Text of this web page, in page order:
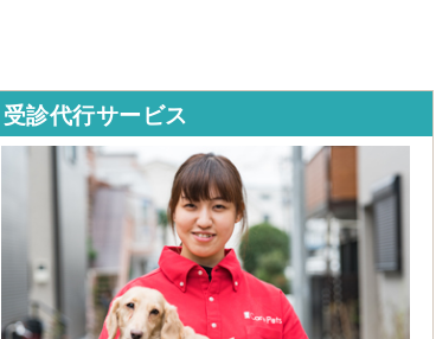
受診代行サービス